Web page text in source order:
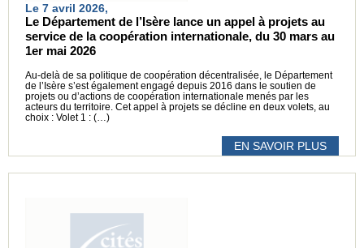
Le 7 avril 2026,
Le Département de l’Isère lance un appel à projets au
service de la coopération internationale, du 30 mars au
1er mai 2026
Au-delà de sa politique de coopération décentralisée, le Département
de l’Isère s’est également engagé depuis 2016 dans le soutien de
projets ou d’actions de coopération internationale menés par les
acteurs du territoire. Cet appel à projets se décline en deux volets, au
choix : Volet 1 : (…)
EN SAVOIR PLUS